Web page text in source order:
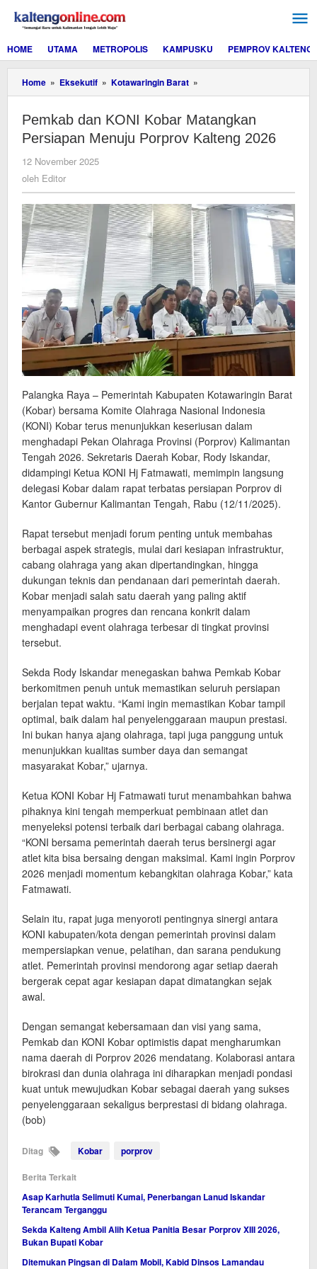
konten
HOME
UTAMA METROPOLIS KAMPUSKU PEMPROV KALTENG
Home » Eksekutif » Kotawaringin Barat »
dan
Kobar
Matangkan
Persiapan
2026
Pemkab dan KONI Kobar Matangkan
Persiapan Menuju Porprov Kalteng 2026
12 November 2025
oleh Editor
Palangka Raya – Pemerintah Kabupaten Kotawaringin Barat
(Kobar) bersama Komite Olahraga Nasional Indonesia
(KONI) Kobar terus menunjukkan keseriusan dalam
menghadapi Pekan Olahraga Provinsi (Porprov) Kalimantan
Tengah 2026. Sekretaris Daerah Kobar, Rody Iskandar,
didampingi Ketua KONI Hj Fatmawati, memimpin langsung
delegasi Kobar dalam rapat terbatas persiapan Porprov di
Kantor Gubernur Kalimantan Tengah, Rabu (12/11/2025).
Rapat tersebut menjadi forum penting untuk membahas
berbagai aspek strategis, mulai dari kesiapan infrastruktur,
cabang olahraga yang akan dipertandingkan, hingga
dukungan teknis dan pendanaan dari pemerintah daerah.
Kobar menjadi salah satu daerah yang paling aktif
menyampaikan progres dan rencana konkrit dalam
menghadapi event olahraga terbesar di tingkat provinsi
tersebut.
Sekda Rody Iskandar menegaskan bahwa Pemkab Kobar
berkomitmen penuh untuk memastikan seluruh persiapan
berjalan tepat waktu. “Kami ingin memastikan Kobar tampil
optimal, baik dalam hal penyelenggaraan maupun prestasi.
Ini bukan hanya ajang olahraga, tapi juga panggung untuk
menunjukkan kualitas sumber daya dan semangat
masyarakat Kobar,” ujarnya.
Ketua KONI Kobar Hj Fatmawati turut menambahkan bahwa
pihaknya kini tengah memperkuat pembinaan atlet dan
menyeleksi potensi terbaik dari berbagai cabang olahraga.
“KONI bersama pemerintah daerah terus bersinergi agar
atlet kita bisa bersaing dengan maksimal. Kami ingin Porprov
2026 menjadi momentum kebangkitan olahraga Kobar,” kata
Fatmawati.
Selain itu, rapat juga menyoroti pentingnya sinergi antara
KONI kabupaten/kota dengan pemerintah provinsi dalam
mempersiapkan venue, pelatihan, dan sarana pendukung
atlet. Pemerintah provinsi mendorong agar setiap daerah
bergerak cepat agar kesiapan dapat dimatangkan sejak
awal.
Dengan semangat kebersamaan dan visi yang sama,
Pemkab dan KONI Kobar optimistis dapat mengharumkan
nama daerah di Porprov 2026 mendatang. Kolaborasi antara
birokrasi dan dunia olahraga ini diharapkan menjadi pondasi
kuat untuk mewujudkan Kobar sebagai daerah yang sukses
penyelenggaraan sekaligus berprestasi di bidang olahraga.
(bob)
Ditag Kobar porprov
Berita Terkait
Asap Karhutla Selimuti Kumai, Penerbangan Lanud Iskandar
Terancam Terganggu
Sekda Kalteng Ambil Alih Ketua Panitia Besar Porprov XIII 2026,
Bukan Bupati Kobar
Ditemukan Pingsan di Dalam Mobil, Kabid Dinsos Lamandau